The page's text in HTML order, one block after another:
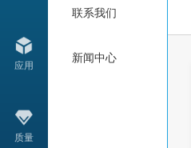
应用
质量
联系我们
新闻中心